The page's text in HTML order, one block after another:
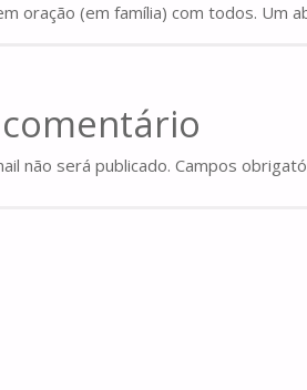
oração (em família) com todos. Um
não será publicado. Campos